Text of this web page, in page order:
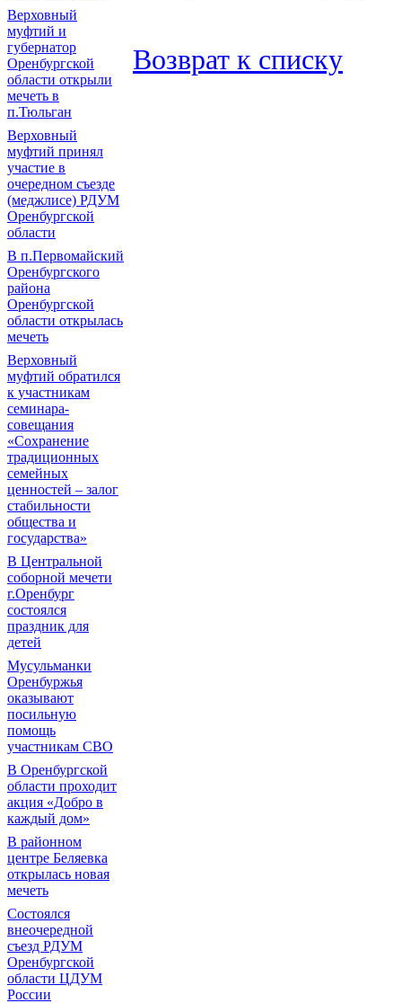
Верховный
муфтий и
губернатор
Оренбургской
области открыли
мечеть в
п.Тюльган
Верховный
муфтий принял
участие в
очередном съезде
(меджлисе) РДУМ
Оренбургской
области
В п.Первомайский
Оренбургского
района
Оренбургской
области открылась
мечеть
Верховный
муфтий обратился
к участникам
семинара-
совещания
«Сохранение
традиционных
семейных
ценностей – залог
стабильности
общества и
государства»
В Центральной
соборной мечети
г.Оренбург
состоялся
праздник для
детей
Мусульманки
Оренбуржья
оказывают
посильную
помощь
участникам СВО
В Оренбургской
области проходит
акция «Добро в
каждый дом»
В районном
центре Беляевка
открылась новая
мечеть
Состоялся
внеочередной
съезд РДУМ
Оренбургской
области ЦДУМ
России
Возврат к списку